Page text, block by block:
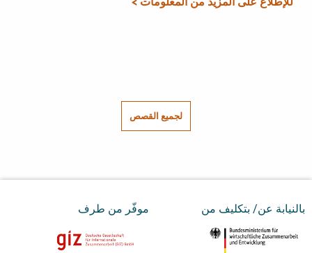
لجميع القصص
بالنيابة عن/ بتكليف من موفّر من طرف